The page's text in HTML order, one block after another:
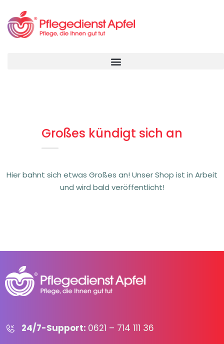
Großes kündigt sich an
Hier bahnt sich etwas Großes an! Unser Shop ist in Arbeit
und wird bald veröffentlicht!
24/7-Support: 0621 – 714 111 36